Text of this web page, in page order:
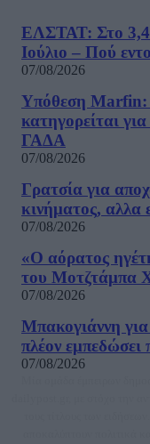
ΕΛΣΤΑΤ: Στο
Ιούλιο – Πού
07/08/2026
Υπόθεση Marfin:
κατηγορείται
ΓΑΔΑ
07/08/2026
Γρατσία για
κινήματος, αλλα
07/08/2026
«Ο αόρατος
του Μοτζτάμπα
07/08/2026
Μπακογιάννη
πλέον εμπεδώσει
07/08/2026